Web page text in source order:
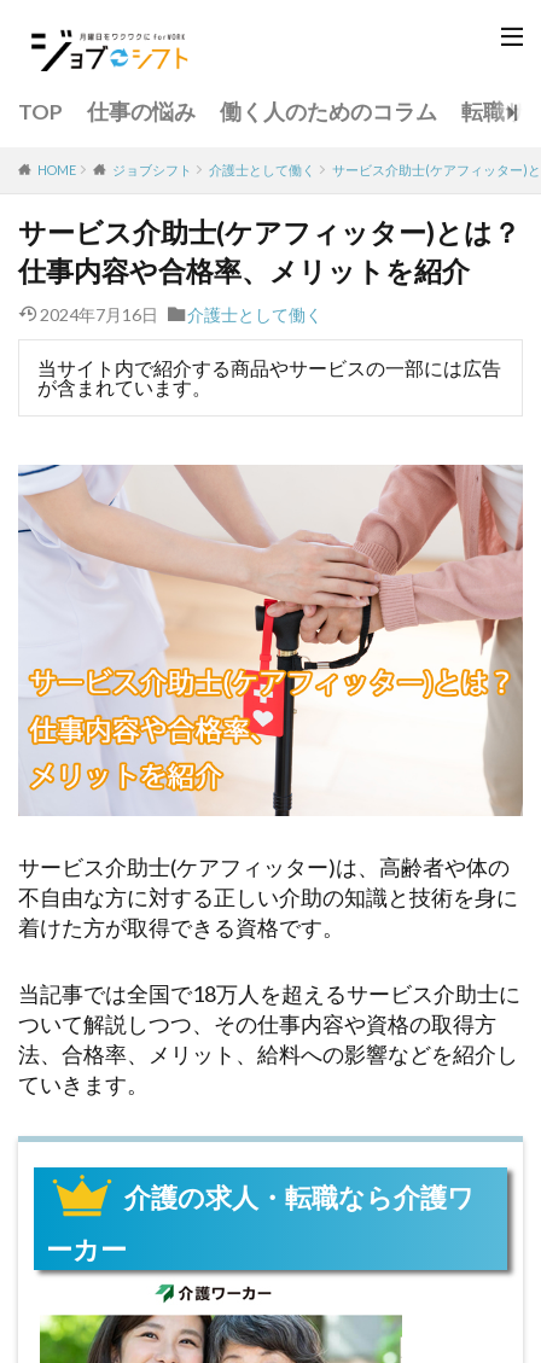
TOP 仕事の悩み 働く人のためのコラム 転職サ
HOME ジョブシフト 介護士として働く サービス介助士(ケアフィッター)
サービス介助士(ケアフィッター)とは？
仕事内容や合格率、メリットを紹介
2024年7月16日 介護士として働く
当サイト内で紹介する商品やサービスの一部には広告
が含まれています。
サービス介助士(ケアフィッター)は、高齢者や体の
不自由な方に対する正しい介助の知識と技術を身に
着けた方が取得できる資格です。
当記事では全国で18万人を超えるサービス介助士に
ついて解説しつつ、その仕事内容や資格の取得方
法、合格率、メリット、給料への影響などを紹介し
ていきます。
介護の求人・転職なら介護ワ
ーカー